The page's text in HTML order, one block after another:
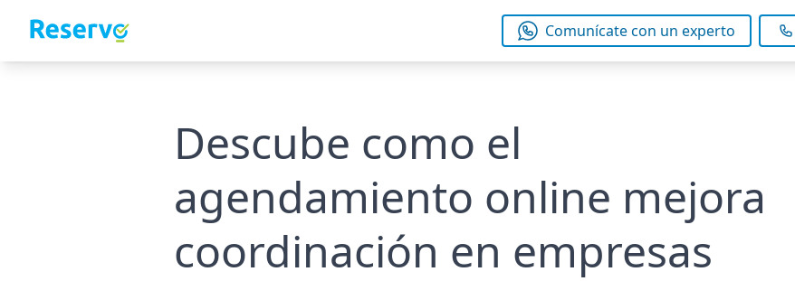
Comunícate con un experto
Descube como el
agendamiento online mejora
coordinación en empresas